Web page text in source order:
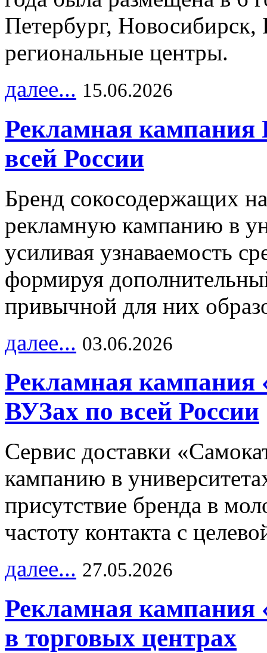
Петербург,
региональные центры.
далее... 15.06.2026
Рекламная
всей России
Бренд сокосодержащих
рекламную кампанию в
усиливая узнаваемость
формируя
привычной для них
далее... 03.06.2026
Рекламная кампания
ВУЗах по всей России
Сервис доставки
кампанию в
присутствие бренда в
частоту контакта с
далее... 27.05.2026
Рекламная кампания
в торговых центрах